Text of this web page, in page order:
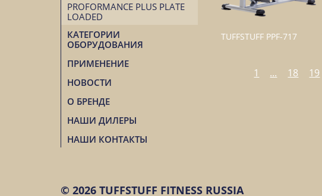
PROFORMANCE PLUS PLATE
LOADED
КАТЕГОРИИ
ОБОРУДОВАНИЯ
ПРИМЕНЕНИЕ
НОВОСТИ
О БРЕНДЕ
НАШИ ДИЛЕРЫ
НАШИ КОНТАКТЫ
TUFFSTUFF PPF-717
1 ... 18 19
© 2026 TUFFSTUFF FITNESS RUSSIA